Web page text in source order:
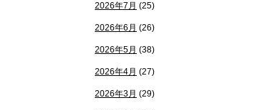
2026年7月 (25)
2026年6月 (26)
2026年5月 (38)
2026年4月 (27)
2026年3月 (29)